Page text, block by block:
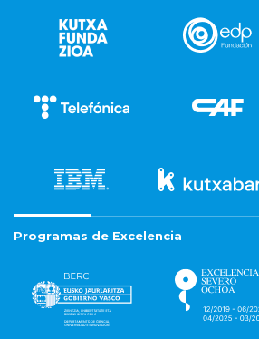
Programas de Excelencia